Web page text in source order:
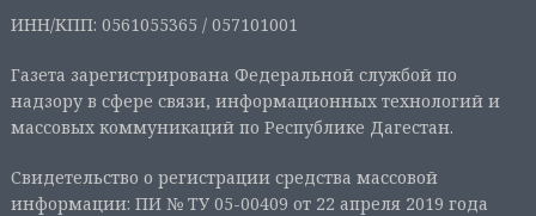
ИНН/КПП: 0561055365 / 057101001
Газета зарегистрирована Федеральной службой по
надзору в сфере связи, информационных технологий и
массовых коммуникаций по Республике Дагестан.
Свидетельство о регистрации средства массовой
информации: ПИ № ТУ 05-00409 от 22 апреля 2019 года